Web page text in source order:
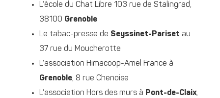
L’école du Chat Libre 103 rue de Stalingrad,
38100 Grenoble
Le tabac-presse de Seyssinet-Pariset au
37 rue du Moucherotte
L’association Himacoop-Amel France à
Grenoble, 8 rue Chenoise
L’association Hors des murs à Pont-de-Claix,